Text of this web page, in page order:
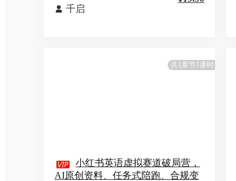
 千启
共1章节1课时
 小红书英语虚拟赛道破局营，
AI原创资料、任务式陪跑、合规变